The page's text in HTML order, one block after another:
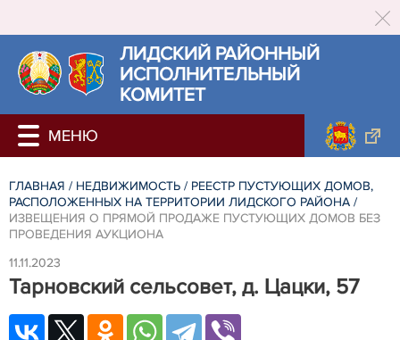
ЛИДСКИЙ РАЙОННЫЙ
ИСПОЛНИТЕЛЬНЫЙ
КОМИТЕТ
ГЛАВНАЯ / НЕДВИЖИМОСТЬ / РЕЕСТР ПУСТУЮЩИХ ДОМОВ,
РАСПОЛОЖЕННЫХ НА ТЕРРИТОРИИ ЛИДСКОГО РАЙОНА /
ИЗВЕЩЕНИЯ О ПРЯМОЙ ПРОДАЖЕ ПУСТУЮЩИХ ДОМОВ БЕЗ
ПРОВЕДЕНИЯ АУКЦИОНА
11.11.2023
Тарновский сельсовет, д. Цацки, 57